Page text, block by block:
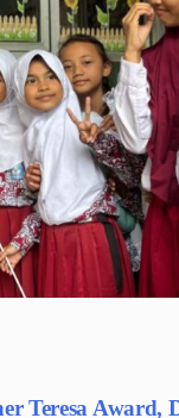
Teresa